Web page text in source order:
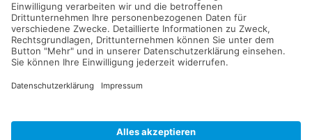
Verein
Das Magazin
Unterstützen Sie uns
Barrierefreiheitserklärung